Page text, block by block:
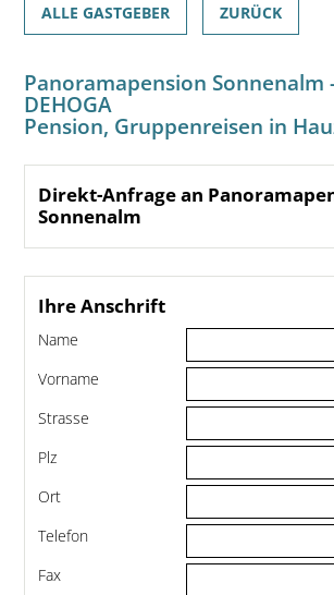
ALLE GASTGEBER ZURÜCK
Panoramapension Sonnenalm
DEHOGA
Pension, Gruppenreisen in
Direkt-Anfrage an
Sonnenalm
Ihre Anschrift
Name
Vorname
Strasse
Plz
Ort
Telefon
Fax